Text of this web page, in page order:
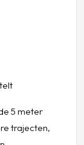
5 meter
trajecten,